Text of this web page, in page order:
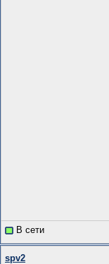
В сети
spv2